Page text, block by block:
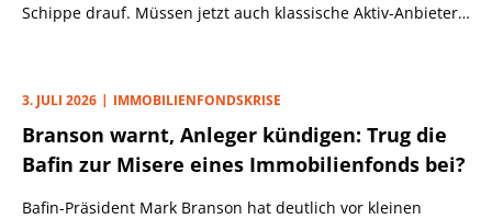
Schippe drauf. Müssen jetzt auch klassische Aktiv-Anbieter
3. JULI 2026 IMMOBILIENFONDSKRISE
Branson warnt, Anleger kündigen: Trug die
Bafin zur Misere eines Immobilienfonds bei?
Bafin-Präsident Mark Branson hat deutlich vor kleinen